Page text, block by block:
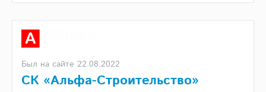
Был на сайте 22.08.2022
СК «Альфа-Строительство»